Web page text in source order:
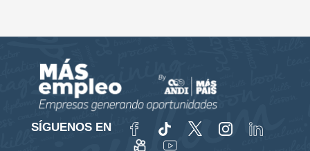
SÍGUENOS EN